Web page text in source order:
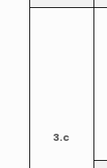
3.c